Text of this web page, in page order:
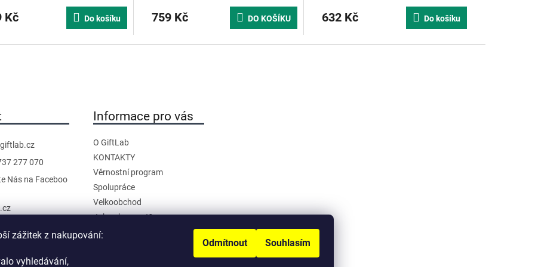
zážitek z nakupování:
vyhledávání,
Odmítnout Souhlasím
Kč
Do košíku
759 Kč
DO KOŠÍKU
632 Kč
Do košíku
giftlab.cz
277 070
Nás na Faceboo
Informace pro vás
O GiftLab
KONTAKTY
Věrnostní program
Spolupráce
Velkoobchod
Jak nakupovat?
Doprava a platba